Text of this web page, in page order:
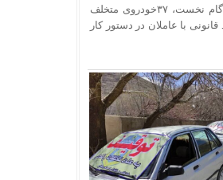
داد و گفت: در گام نخست، ۳۷خودروی متخلف
با عاملان در دستور کار